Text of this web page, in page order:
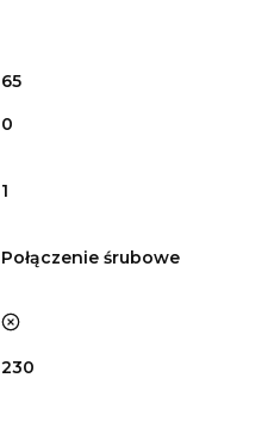
65
0
1
Połączenie śrubowe
nie
230